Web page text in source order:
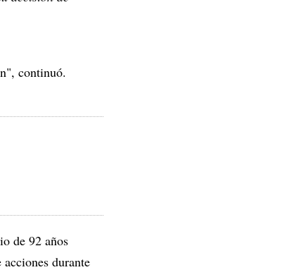
continuó.
de 92 años
durante